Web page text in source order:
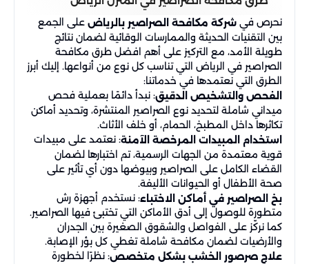
نحرص في شركة مكافحة الصراصير بالرياض على الجمع
بين التقنيات الحديثة والممارسات الوقائية لضمان نتائج
طويلة الأمد، مع التركيز على أهم افضل طرق مكافحة
الصراصير في الرياض التي تناسب كل نوع من أنواعها. إليك أبرز
الطرق التي نعتمدها في خدماتنا:
الفحص والتشخيص الدقيق: نبدأ دائمًا بعملية فحص
ميداني شاملة لتحديد نوع الصراصير المنتشرة، وتحديد أماكن
تكاثرها داخل المطبخ، الحمام، أو خلف الأثاث.
استخدام المبيدات المرخصة الآمنة: نعتمد على مبيدات
قوية معتمدة من الجهات الرسمية، تم اختبارها لضمان
القضاء الكامل على الصراصير وبيوضها دون أي تأثير على
صحة الأطفال أو الحيوانات الأليفة.
بخ الصراصير في أماكن الاختباء: نستخدم أجهزة رش
متطورة للوصول إلى أدق الأماكن التي تختبئ فيها الصراصير.
كما نركّز على الفواصل والشقوق الصغيرة بين الجدران
والأرضيات لضمان مكافحة شاملة تغطي كل بؤر الإصابة.
علاج صرصور الخشب بشكل متخصص: نظرًا لخطورة